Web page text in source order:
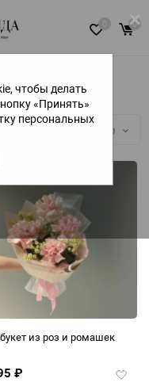
×
чтобы делать
«Принять»
персональных
0
30
90
из роз и ромашек
₽